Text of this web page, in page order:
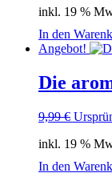
inkl. 19 %
In den
Angebot!
Die
9,99€
inkl. 19 %
In den